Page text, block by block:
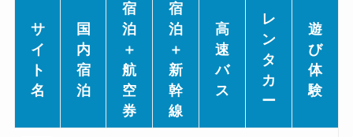
サ
イ
ト
名
国
内
宿
泊
宿
泊
＋
航
空
券
宿
泊
＋
新
幹
線
高
速
バ
ス
レ
ン
タ
カ
ー
遊
び
体
験